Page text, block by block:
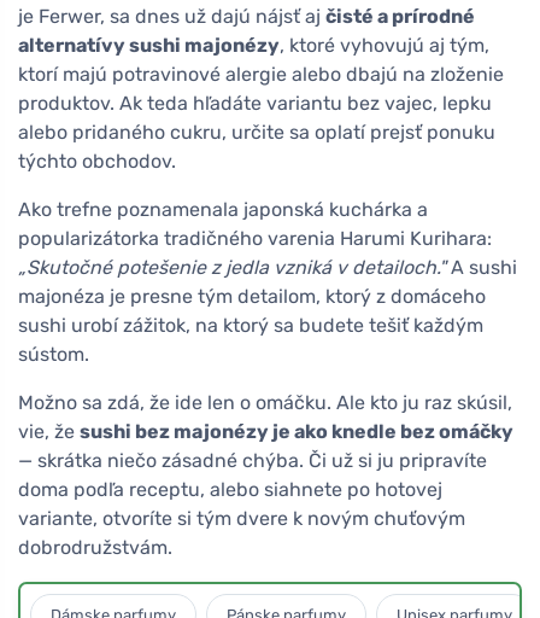
je Ferwer, sa dnes už dajú nájsť aj čisté a prírodné
alternatívy sushi majonézy, ktoré vyhovujú aj tým,
ktorí majú potravinové alergie alebo dbajú na zloženie
produktov. Ak teda hľadáte variantu bez vajec, lepku
alebo pridaného cukru, určite sa oplatí prejsť ponuku
týchto obchodov.
Ako trefne poznamenala japonská kuchárka a
popularizátorka tradičného varenia Harumi Kurihara:
„Skutočné potešenie z jedla vzniká v detailoch."A sushi
majonéza je presne tým detailom, ktorý z domáceho
sushi urobí zážitok, na ktorý sa budete tešiť každým
sústom.
Možno sa zdá, že ide len o omáčku. Ale kto ju raz skúsil,
vie, že sushi bez majonézy je ako knedle bez omáčky
— skrátka niečo zásadné chýba. Či už si ju pripravíte
doma podľa receptu, alebo siahnete po hotovej
variante, otvoríte si tým dvere k novým chuťovým
dobrodružstvám.